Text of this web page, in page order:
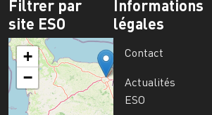
Filtrer par
site ESO
+
−
Informations
légales
Contact
Actualités
ESO